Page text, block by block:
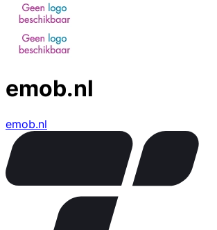
emob.nl
emob.nl